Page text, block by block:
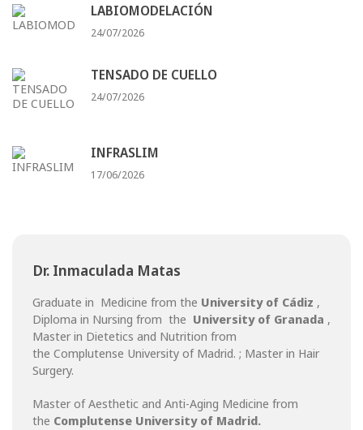
LABIOMODELACIÓN
24/07/2026
TENSADO DE CUELLO
24/07/2026
INFRASLIM
17/06/2026
Dr. Inmaculada Matas
Graduate in Medicine from the University of Cádiz ,
Diploma in Nursing from the University of Granada ,
Master in Dietetics and Nutrition from
the Complutense University of Madrid. ; Master in Hair
Surgery.
Master of Aesthetic and Anti-Aging Medicine from
the Complutense University of Madrid.